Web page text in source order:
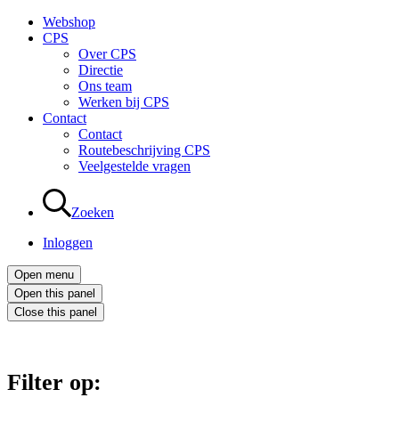
Webshop
CPS
Over CPS
Directie
Ons team
Werken bij CPS
Contact
Contact
Routebeschrijving CPS
Veelgestelde vragen
Zoeken
Inloggen
Open menu
Open this panel
Close this panel
Filter op: